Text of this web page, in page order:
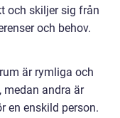
och skiljer sig från
och behov.
är rymliga och
medan andra är
en enskild person.